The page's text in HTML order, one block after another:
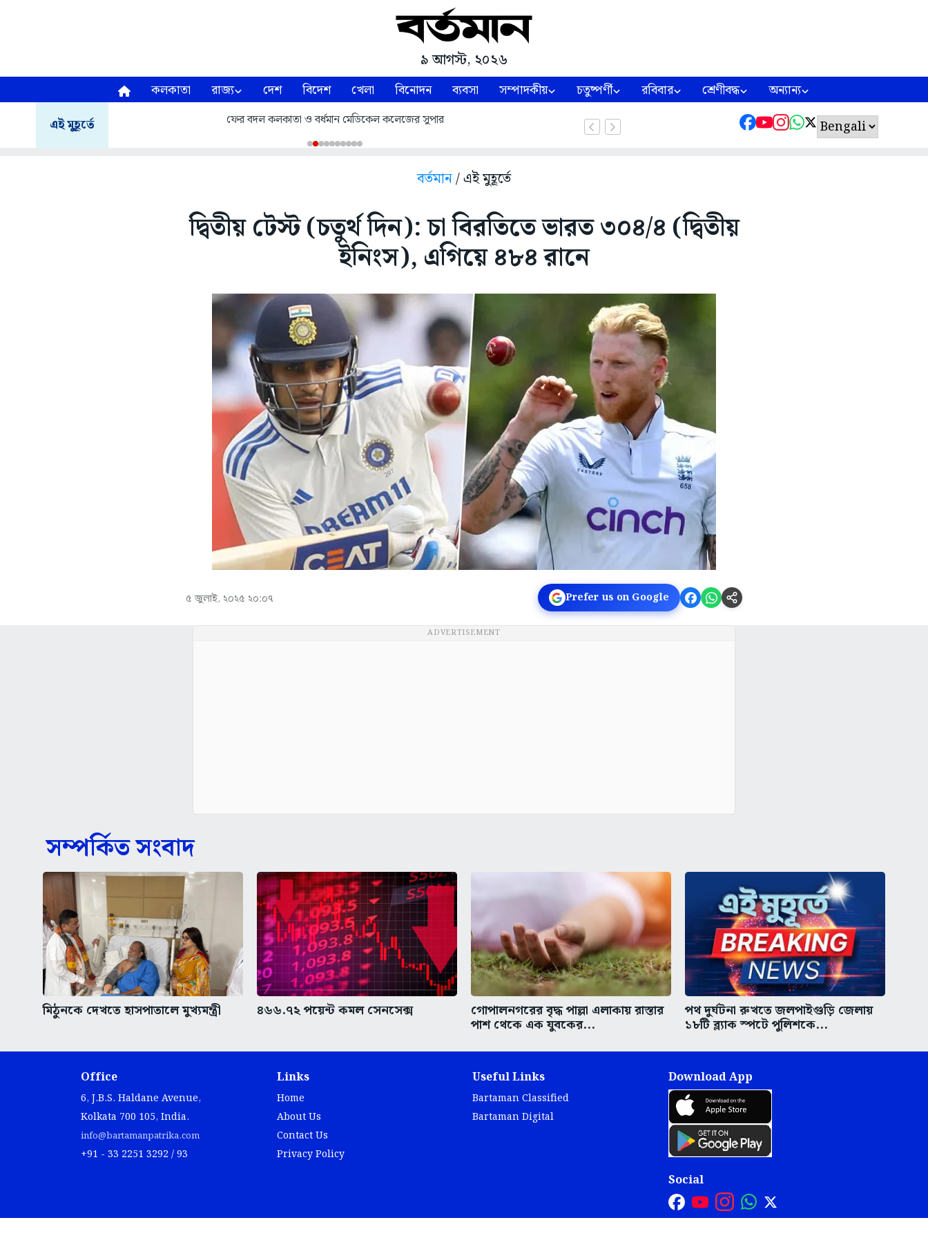
৯ আগস্ট, ২০২৬
কলকাতা রাজ্য দেশ বিদেশ খেলা বিনোদন ব্যবসা সম্পাদকীয় চতুষ্পর্ণী রবিবার শ্রেণীবদ্ধ অন্যান্য
এই মুহূর্তে ফের বদল কলকাতা ও বর্ধমান মেডিকেল কলেজের সুপার
বর্তমান/ এই মুহূর্তে
দ্বিতীয় টেস্ট (চতুর্থ দিন): চা বিরতিতে ভারত ৩০৪/৪ (দ্বিতীয়
ইনিংস), এগিয়ে ৪৮৪ রানে
৫ জুলাই, ২০২৫ ২০:০৭ Prefer us on Google
ADVERTISEMENT
সম্পর্কিত সংবাদ
মিঠুনকে দেখতে হাসপাতালে মুখ্যমন্ত্রী ৪৬৬.৭২ পয়েন্ট কমল সেনসেক্স গোপালনগরের বৃদ্ধ পাল্লা এলাকায় রাস্তার
পাশ থেকে এক যুবকের...
পথ দুর্ঘটনা রুখতে জলপাইগুড়ি জেলায়
১৮টি ব্ল্যাক স্পটে পুলিশকে...
Office
6, J.B.S. Haldane Avenue,
Kolkata 700 105, India.
info@bartamanpatrika.com
+91 - 33 2251 3292 / 93
Links
Home
About Us
Contact Us
Privacy Policy
Useful Links
Bartaman Classified
Bartaman Digital
Download App
Social